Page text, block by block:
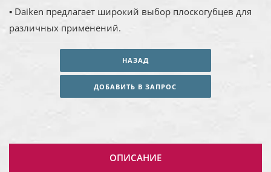
▪ Daiken предлагает широкий выбор плоскогубцев для
различных применений.
НАЗАД
ДОБАВИТЬ В ЗАПРОС
ОПИСАНИЕ